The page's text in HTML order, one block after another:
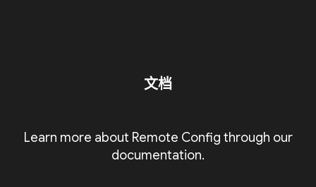
文档
Learn more about Remote Config through our
documentation.